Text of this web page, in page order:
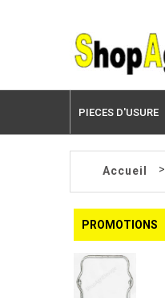
PIECES D'USURE
Accueil >
PROMOTIONS